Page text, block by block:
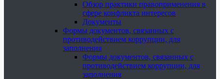
Обзор практики правоприменения в
сфере конфликта интересов
Документы
Формы документов, связанных с
противодействием коррупции, для
заполнения
Формы документов, связанных с
противодействием коррупции, для
заполнения